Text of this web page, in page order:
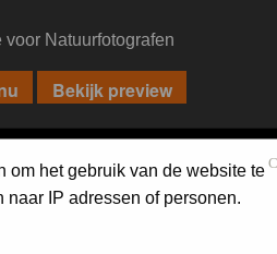
voor Natuurfotografen
om het gebruik van de website te
IP adressen of personen.